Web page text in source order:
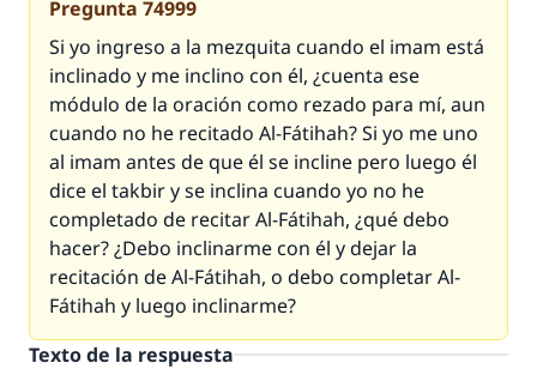
Pregunta 74999
Si yo ingreso a la mezquita cuando el imam está
inclinado y me inclino con él, ¿cuenta ese
módulo de la oración como rezado para mí, aun
cuando no he recitado Al-Fátihah? Si yo me uno
al imam antes de que él se incline pero luego él
dice el takbir y se inclina cuando yo no he
completado de recitar Al-Fátihah, ¿qué debo
hacer? ¿Debo inclinarme con él y dejar la
recitación de Al-Fátihah, o debo completar Al-
Fátihah y luego inclinarme?
Texto de la respuesta